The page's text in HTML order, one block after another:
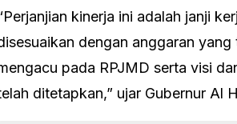
kinerja ini adalah janji
dengan anggaran
pada RPJMD serta visi
ditetapkan,” ujar Gubernur Al